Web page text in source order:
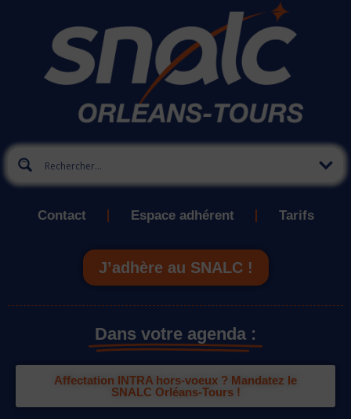
Contact Espace adhérent Tarifs
J’adhère au SNALC !
Dans votre agenda :
Affectation INTRA hors-voeux ? Mandatez le
SNALC Orléans-Tours !